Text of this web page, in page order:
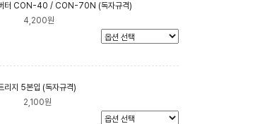
터 CON-40 / CON-70N (독자규격)
4,200원
리지 5본입 (독자규격)
2,100원